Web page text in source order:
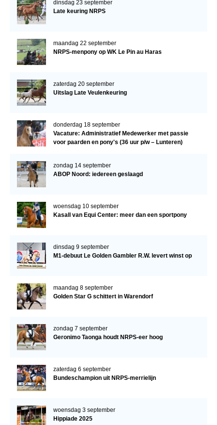
dinsdag 23 september
Late keuring NRPS
maandag 22 september
NRPS-menpony op WK Le Pin au Haras
zaterdag 20 september
Uitslag Late Veulenkeuring
donderdag 18 september
Vacature: Administratief Medewerker met passie
voor paarden en pony's (36 uur p/w – Lunteren)
zondag 14 september
ABOP Noord: iedereen geslaagd
woensdag 10 september
Kasall van Equi Center: meer dan een sportpony
dinsdag 9 september
M1-debuut Le Golden Gambler R.W. levert winst op
maandag 8 september
Golden Star G schittert in Warendorf
zondag 7 september
Geronimo Taonga houdt NRPS-eer hoog
zaterdag 6 september
Bundeschampion uit NRPS-merrielijn
woensdag 3 september
Hippiade 2025